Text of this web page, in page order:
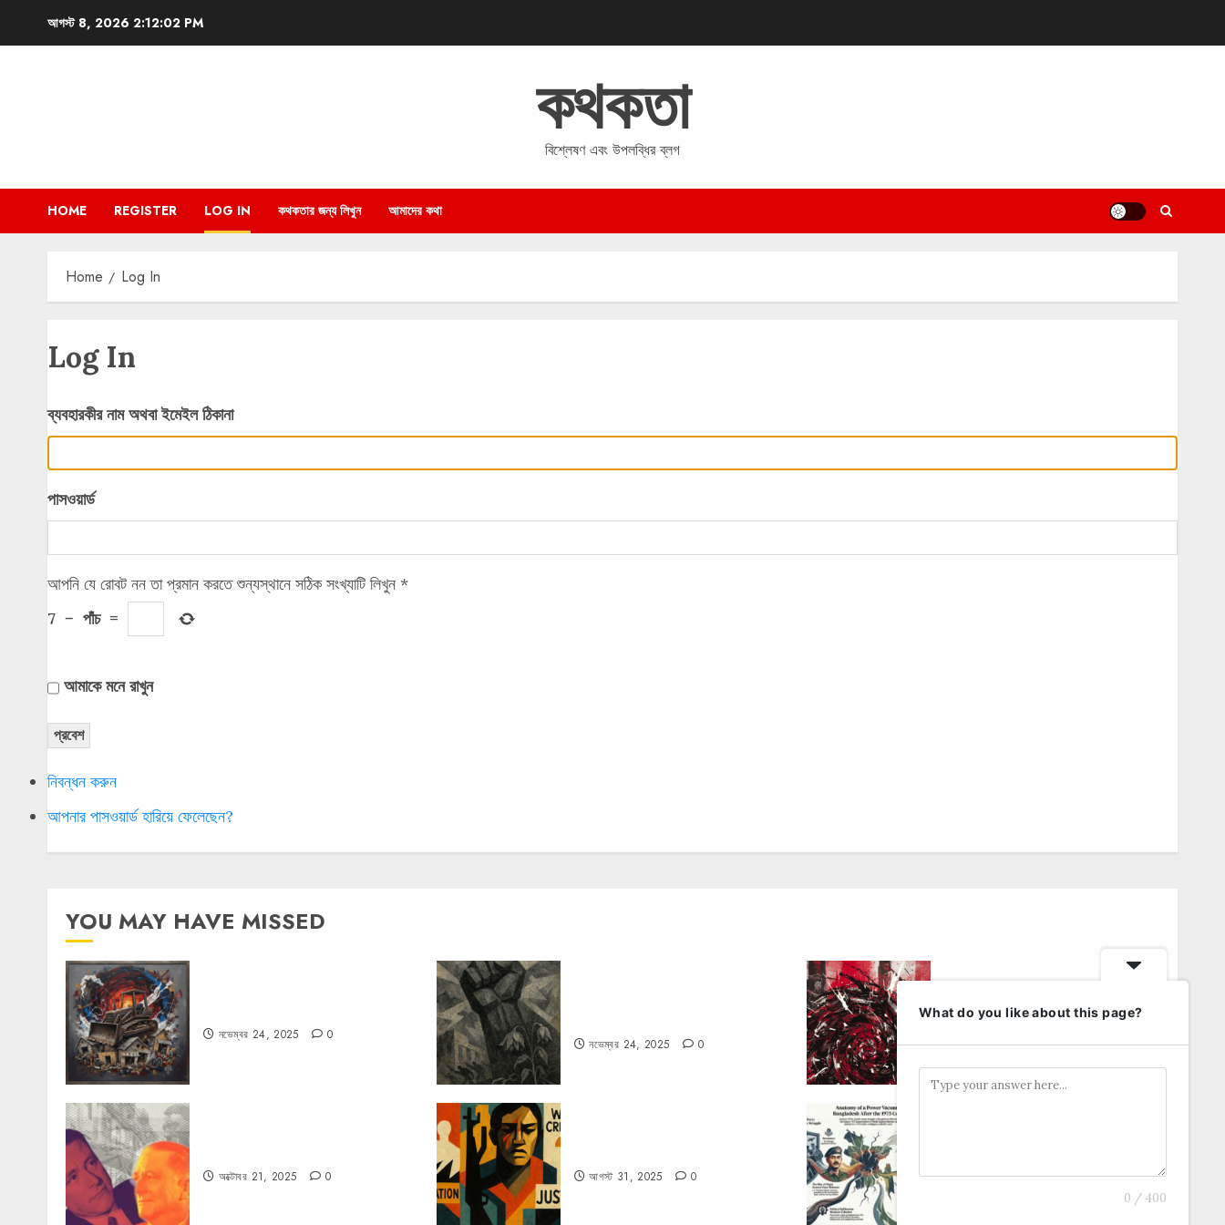
আগস্ট 8, 2026 2:12:02 PM
কথকতা
বিশ্লেষণ এবং উপলব্ধির ব্লগ
HOME REGISTER LOG IN কথকতার জন্য লিখুন আমাদের কথা
Home Log In
Log In
ব্যবহারকীর নাম অথবা ইমেইল ঠিকানা
পাসওয়ার্ড
আপনি যে রোবট নন তা প্রমান করতে শুন্যস্থানে সঠিক সংখ্যাটি লিখুন *
7 − পাঁচ =
আমাকে মনে রাখুন
প্রবেশ
নিবন্ধন করুন
আপনার পাসওয়ার্ড হারিয়ে ফেলেছেন?
YOU MAY HAVE MISSED
নভেম্বর 24, 2025 0
নভেম্বর 24, 2025 0
ফ্যাসিবাদের উপমা নিয়ে বিপত্তি
অক্টোবর 21, 2025 0 আগস্ট 31, 2025 0
What do you like about this page?
0 / 400